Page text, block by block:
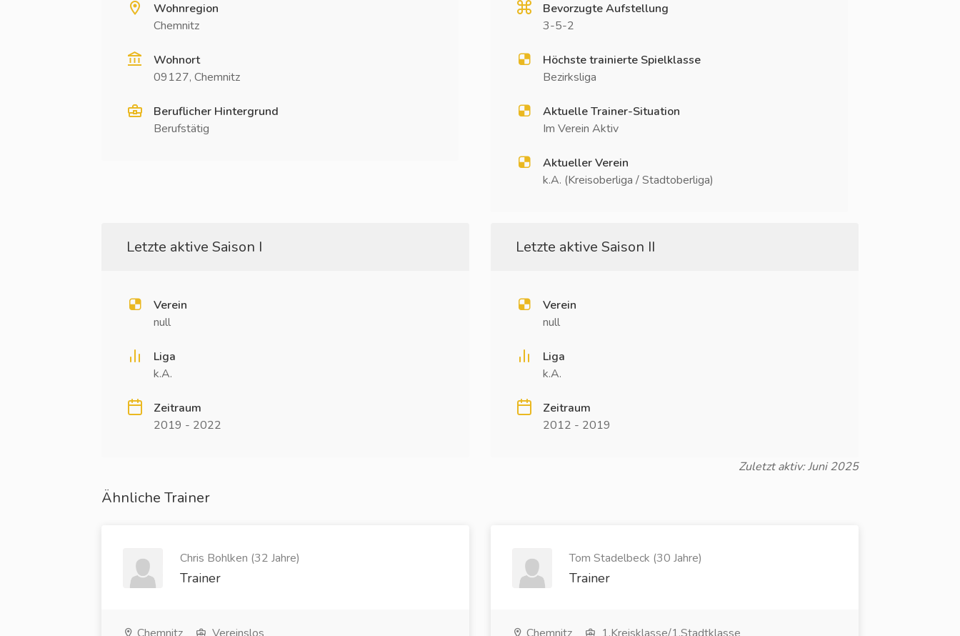
Wohnregion
Chemnitz
Wohnort
09127, Chemnitz
Beruflicher Hintergrund
Berufstätig
Bevorzugte Aufstellung
3-5-2
Höchste trainierte Spielklasse
Bezirksliga
Aktuelle Trainer-Situation
Im Verein Aktiv
Aktueller Verein
k.A. (Kreisoberliga / Stadtoberliga)
Letzte aktive Saison I
Verein
null
Liga
k.A.
Zeitraum
2019 - 2022
Letzte aktive Saison II
Verein
null
Liga
k.A.
Zeitraum
2012 - 2019
Zuletzt aktiv: Juni 2025
Ähnliche Trainer
Chris Bohlken (32 Jahre)
Trainer
Tom Stadelbeck (30 Jahre)
Trainer